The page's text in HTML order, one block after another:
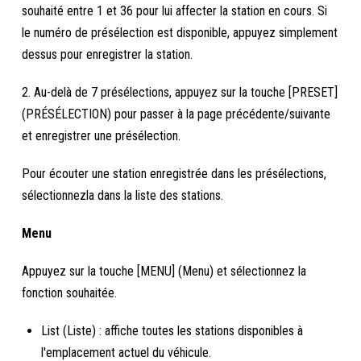
souhaité entre 1 et 36 pour lui affecter la station en cours. Si
le numéro de présélection est disponible, appuyez simplement
dessus pour enregistrer la station.
2. Au-delà de 7 présélections, appuyez sur la touche [PRESET]
(PRÉSÉLECTION) pour passer à la page précédente/suivante
et enregistrer une présélection.
Pour écouter une station enregistrée dans les présélections,
sélectionnezla dans la liste des stations.
Menu
Appuyez sur la touche [MENU] (Menu) et sélectionnez la
fonction souhaitée.
List (Liste) : affiche toutes les stations disponibles à
l'emplacement actuel du véhicule.